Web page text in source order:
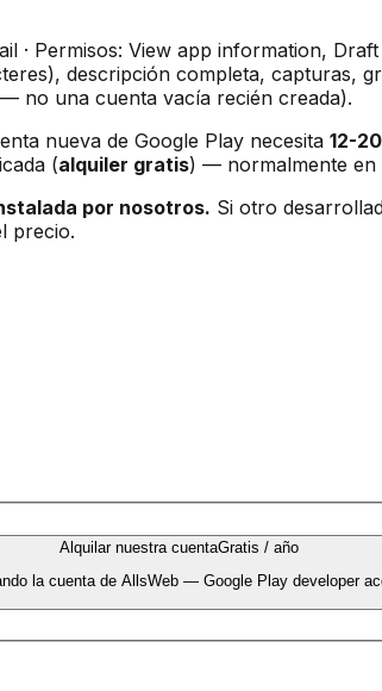
· Permisos: View app information,
descripción completa, capturas,
no una cuenta vacía recién creada).
nueva de Google Play necesita 12-
(alquiler gratis) — normalmente en
por nosotros. Si otro
precio.
Alquilar nuestra cuentaGratis / año
la cuenta de AllsWeb — Google Play developer